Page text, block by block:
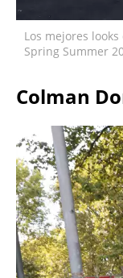
Los mejores
Spring Summer
Colman